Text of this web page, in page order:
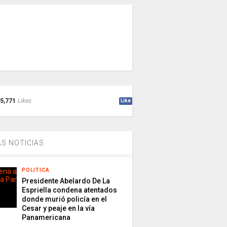
5,771 Likes Like
NOTICIAS
POLITICA
Presidente Abelardo De La
Espriella condena atentados
donde murió policía en el
Cesar y peaje en la vía
Panamericana